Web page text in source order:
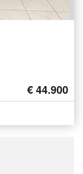
€ 44.900